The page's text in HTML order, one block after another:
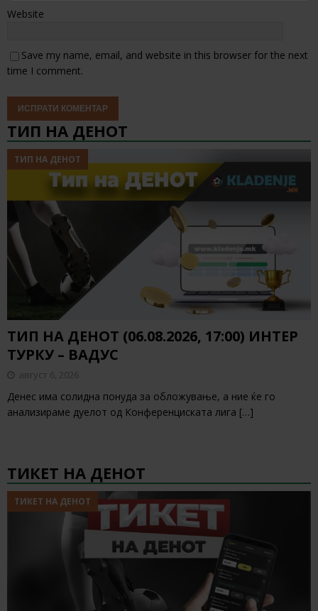
Website
Save my name, email, and website in this browser for the next
time I comment.
ТИП НА ДЕНОТ
ТИП НА ДЕНОТ
ТИП НА ДЕНОТ (06.08.2026, 17:00) ИНТЕР
ТУРКУ – ВАДУС
август 6, 2026
Денес има солидна понуда за обложување, а ние ќе го
анализираме дуелот од Конференциската лига […]
ТИКЕТ НА ДЕНОТ
ТИКЕТ НА ДЕНОТ